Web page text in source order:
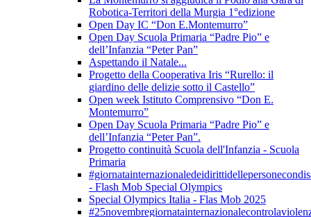
Robotica-Territori della Murgia 1°edizione
Open Day IC “Don E.Montemurro”
Open Day Scuola Primaria “Padre Pio” e
dell’Infanzia “Peter Pan”
Aspettando il Natale...
Progetto della Cooperativa Iris “Rurello: il
giardino delle delizie sotto il Castello”
Open week Istituto Comprensivo “Don E.
Montemurro”
Open Day Scuola Primaria “Padre Pio” e
dell’Infanzia “Peter Pan”.
Progetto continuità Scuola dell'Infanzia - Scuola
Primaria
- Flash Mob Special Olympics
Special Olympics Italia - Flas Mob 2025